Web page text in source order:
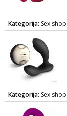
Kategorija: Sex shop
Kategorija: Sex shop